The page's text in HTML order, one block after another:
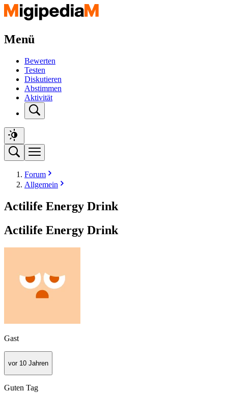
Menü
Bewerten
Testen
Diskutieren
Abstimmen
Aktivität
Forum
Allgemein
Actilife Energy Drink
Actilife Energy Drink
Gast
vor 10 Jahren
Guten Tag